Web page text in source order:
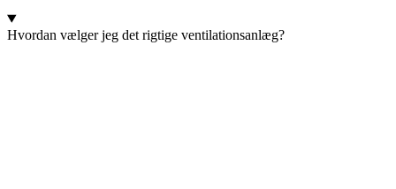
Hvordan vælger jeg det rigtige ventilationsanlæg?